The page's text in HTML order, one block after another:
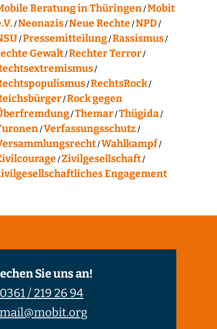
Beratung in Thüringen Mobit
Neonazis Neue Rechte NPD
Pressemitteilung Rassismus
Gewalt Rechter Terror
RechtsRock
Rock gegen
Themar Thügida
Verfassungsschutz
Wahlkampf
Zivilgesellschaft
Engagement
Sie uns an!
0361 / 219 26 94
mail@mobit.org